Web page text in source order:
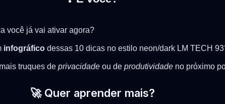
você já vai ativar agora?
infográficodessas 10 dicas no estilo neon/dark LM TECH
truques de privacidadeou de produtividadeno próximo
🚀 Quer aprender mais?